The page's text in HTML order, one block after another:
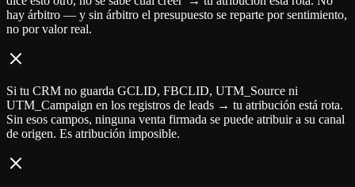
hay árbitro — y sin árbitro el presupuesto se reparte por sentimiento,
no por valor real.
Si tu CRM no guarda GCLID, FBCLID, UTM_Source ni
UTM_Campaign en los registros de leads → tu atribución está rota.
Sin esos campos, ninguna venta firmada se puede atribuir a su canal
de origen. Es atribución imposible.